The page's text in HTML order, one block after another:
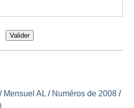
Valider
/ Mensuel AL / Numéros de 2008 /